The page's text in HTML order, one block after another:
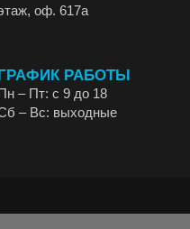
оф. 617а
РАБОТЫ
– Пт: с 9 до 18
– Вс: выходные